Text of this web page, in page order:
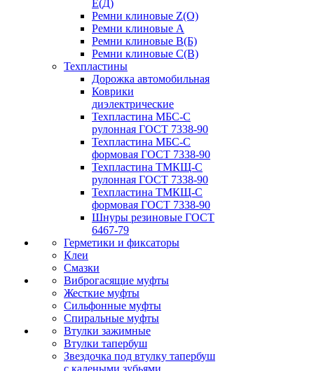
Е(Д)
Ремни клиновые Z(О)
Ремни клиновые А
Ремни клиновые В(Б)
Ремни клиновые С(В)
Техпластины
Дорожка автомобильная
Коврики
диэлектрические
Техпластина МБС-С
рулонная ГОСТ 7338-90
Техпластина МБС-С
формовая ГОСТ 7338-90
Техпластина ТМКЩ-С
рулонная ГОСТ 7338-90
Техпластина ТМКЩ-С
формовая ГОСТ 7338-90
Шнуры резиновые ГОСТ
6467-79
Герметики и фиксаторы
Клеи
Смазки
Виброгасящие муфты
Жесткие муфты
Сильфонные муфты
Спиральные муфты
Втулки зажимные
Втулки тапербуш
Звездочка под втулку тапербуш
c калеными зубьями